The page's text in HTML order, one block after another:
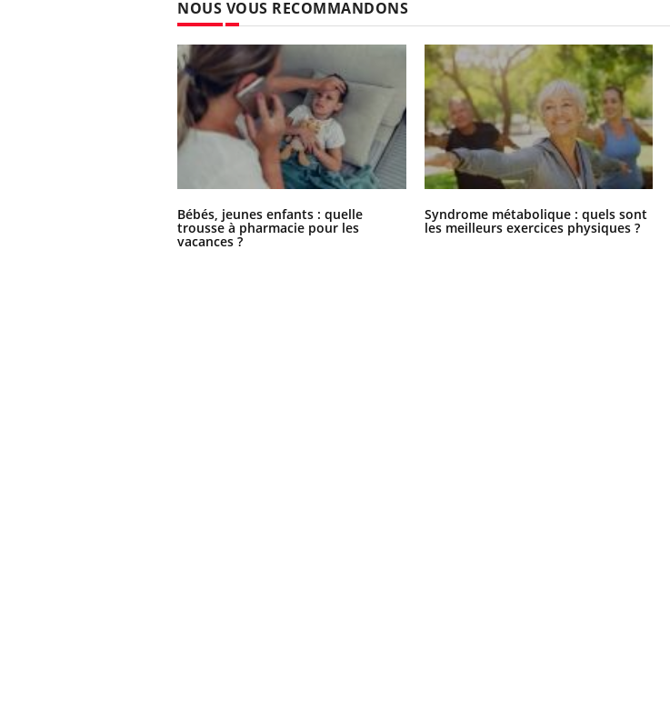
NOUS VOUS RECOMMANDONS
Bébés, jeunes enfants : quelle
trousse à pharmacie pour les
vacances ?
Syndrome métabolique : quels sont
les meilleurs exercices physiques ?